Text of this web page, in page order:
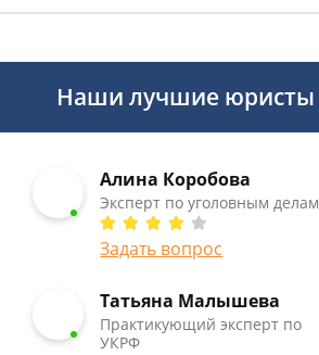
Наши лучшие юристы
Алина Коробова
Эксперт по уголовным делам
Задать вопрос
Татьяна Малышева
Практикующий эксперт по
УКРФ